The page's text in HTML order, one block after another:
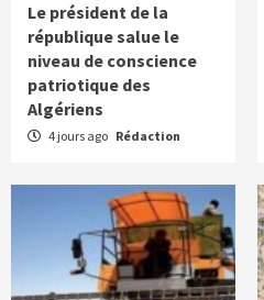
Le président de la
république salue le
niveau de conscience
patriotique des
Algériens
4 jours ago Rédaction